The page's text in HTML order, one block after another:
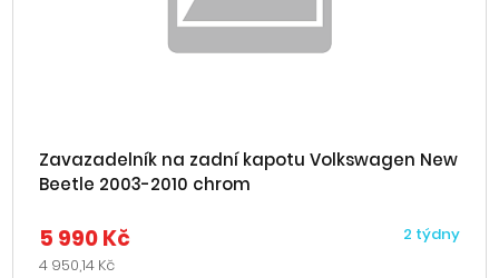
Zavazadelník na zadní kapotu Volkswagen New
Beetle 2003-2010 chrom
5 990 Kč
4 950,14 Kč
2 týdny